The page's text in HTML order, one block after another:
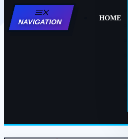
NAVIGATION HOME